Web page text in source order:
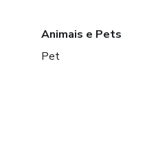
Animais e Pets
Pet